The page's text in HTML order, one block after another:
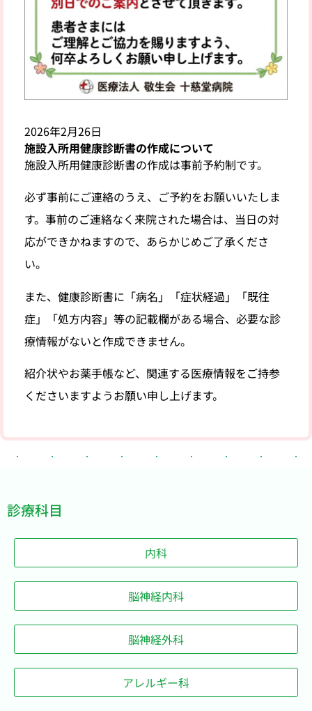
2026年2月26日
施設入所用健康診断書の作成について
施設入所用健康診断書の作成は事前予約制です。
必ず事前にご連絡のうえ、ご予約をお願いいたしま
す。事前のご連絡なく来院された場合は、当日の対
応ができかねますので、あらかじめご了承くださ
い。
また、健康診断書に「病名」「症状経過」「既往
症」「処方内容」等の記載欄がある場合、必要な診
療情報がないと作成できません。
紹介状やお薬手帳など、関連する医療情報をご持参
くださいますようお願い申し上げます。
診療科目
内科
脳神経内科
脳神経外科
アレルギー科